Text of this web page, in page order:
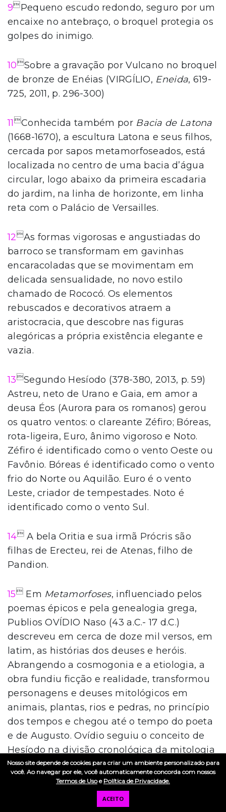
9Pequeno escudo redondo, seguro por um
encaixe no antebraço, o broquel protegia os
golpes do inimigo.
10Sobre a gravação por Vulcano no broquel
de bronze de Enéias (VIRGÍLIO, Eneida, 619-
725, 2011, p. 296-300)
11Conhecida também por Bacia de Latona
(1668-1670), a escultura Latona e seus filhos,
cercada por sapos metamorfoseados, está
localizada no centro de uma bacia d’água
circular, logo abaixo da primeira escadaria
do jardim, na linha de horizonte, em linha
reta com o Palácio de Versailles.
12As formas vigorosas e angustiadas do
barroco se transformam em gavinhas
encaracoladas que se movimentam em
delicada sensualidade, no novo estilo
chamado de Rococó. Os elementos
rebuscados e decorativos atraem a
aristocracia, que descobre nas figuras
alegóricas a própria existência elegante e
vazia.
13Segundo Hesíodo (378-380, 2013, p. 59)
Astreu, neto de Urano e Gaia, em amor a
deusa Éos (Aurora para os romanos) gerou
os quatro ventos: o clareante Zéfiro; Bóreas,
rota-ligeira, Euro, ânimo vigoroso e Noto.
Zéfiro é identificado como o vento Oeste ou
Favônio. Bóreas é identificado como o vento
frio do Norte ou Aquilão. Euro é o vento
Leste, criador de tempestades. Noto é
identificado como o vento Sul.
14A bela Oritia e sua irmã Prócris são
filhas de Erecteu, rei de Atenas, filho de
Pandion.
15Em Metamorfoses, influenciado pelos
poemas épicos e pela genealogia grega,
Publios OVÍDIO Naso (43 a.C.- 17 d.C.)
descreveu em cerca de doze mil versos, em
latim, as histórias dos deuses e heróis.
Abrangendo a cosmogonia e a etiologia, a
obra fundiu ficção e realidade, transformou
personagens e deuses mitológicos em
animais, plantas, rios e pedras, no princípio
dos tempos e chegou até o tempo do poeta
e de Augusto. Ovídio seguiu o conceito de
Hesíodo na divisão cronológica da mitologia
clássica e uniu os deuses aos mortais nas
descrições sobre o amor, incesto, ciúme e
morte. Os personagens ganharam
humanidade e se afastaram das solenes
Nosso site depende de cookies para criar um ambiente personalizado para
você. Ao navegar por ele, você automaticamente concorda com nossos
Termos de Usoe Política de Privacidade.
ACEITO